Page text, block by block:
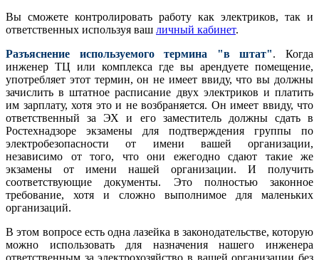
Вы сможете контролировать работу как электриков, так и
ответственных используя ваш личный кабинет.
Разъяснение используемого термина "в штат". Когда
инженер ТЦ или комплекса где вы арендуете помещение,
употребляет этот термин, он не имеет ввиду, что вы должны
зачислить в штатное расписание двух электриков и платить
им зарплату, хотя это и не возбраняется. Он имеет ввиду, что
ответственный за ЭХ и его заместитель должны сдать в
Ростехнадзоре экзамены для подтверждения группы по
электробезопасности от имени вашей организации,
независимо от того, что они ежегодно сдают такие же
экзамены от имени нашей организации. И получить
соответствующие документы. Это полностью законное
требование, хотя и сложно выполнимое для маленьких
организаций.
В этом вопросе есть одна лазейка в законодательстве, которую
можно использовать для назначения нашего инженера